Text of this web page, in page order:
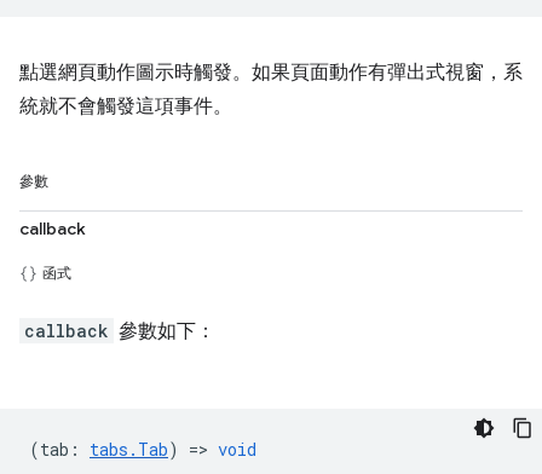
點選網頁動作圖示時觸發。如果頁面動作有彈出式視窗，系
統就不會觸發這項事件。
參數
callback
函式
callback 參數如下：
(tab : tabs.Tab) => void